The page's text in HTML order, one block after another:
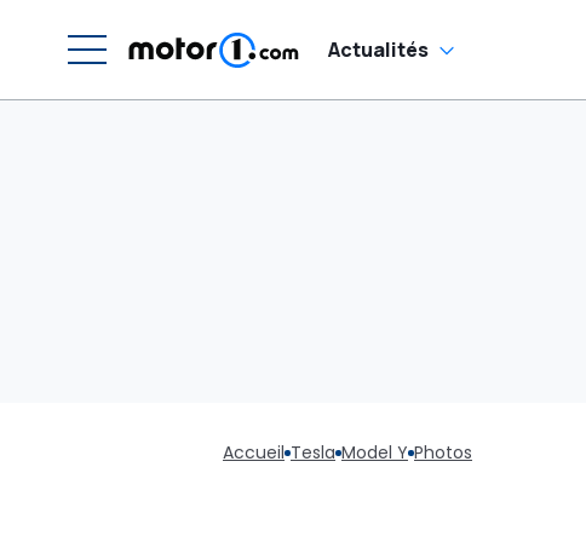
Actualités
Accueil Tesla Model Y Photos